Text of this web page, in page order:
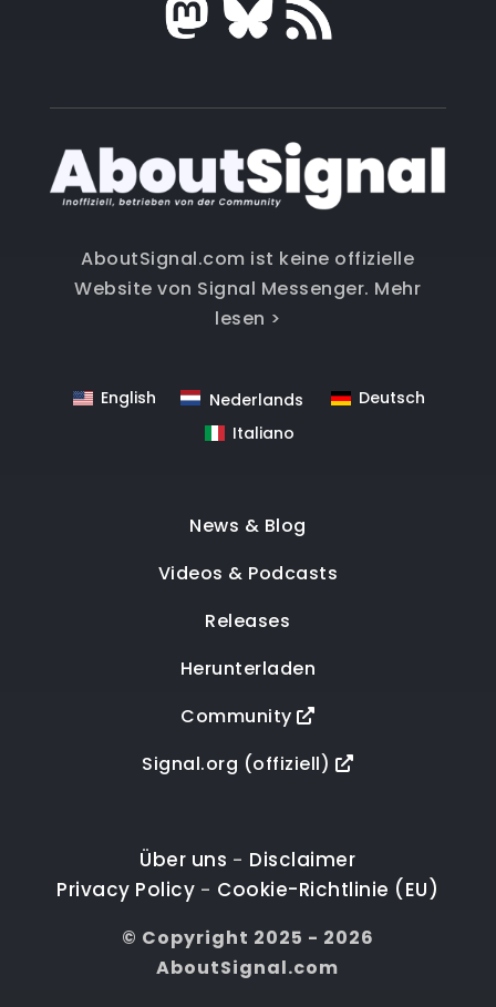
AboutSignal.com ist keine offizielle
Website von Signal Messenger. Mehr
lesen >
English Nederlands
Deutsch
Italiano
News & Blog
Videos & Podcasts
Releases
Herunterladen
Community
Signal.org (offiziell)
Über uns - Disclaimer
Privacy Policy - Cookie-Richtlinie (EU)
© Copyright 2025 - 2026
AboutSignal.com